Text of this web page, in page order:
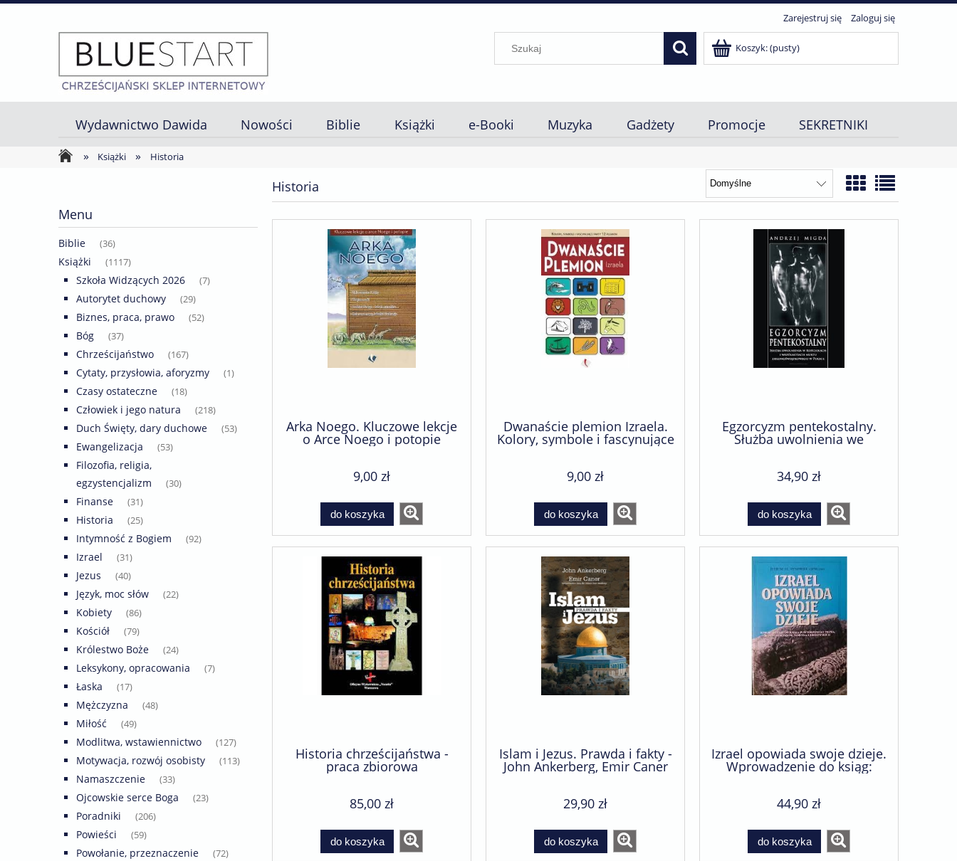
Zarejestruj się Zaloguj się
Koszyk:(pusty)
Wydawnictwo Dawida Nowości Biblie Książki e-Booki Muzyka Gadżety Promocje
SEKRETNIKI
Strona główna
» Książki » Historia
Menu
Biblie (36)
Książki (1117)
Szkoła Widzących 2026 (7)
Autorytet duchowy (29)
Biznes, praca, prawo (52)
Bóg (37)
Chrześcijaństwo (167)
Cytaty, przysłowia, aforyzmy (1)
Czasy ostateczne (18)
Człowiek i jego natura (218)
Duch Święty, dary duchowe (53)
Ewangelizacja (53)
Filozofia, religia,
egzystencjalizm
(30)
Finanse (31)
Historia (25)
Intymność z Bogiem (92)
Izrael (31)
Jezus (40)
Język, moc słów (22)
Kobiety (86)
Kościół (79)
Królestwo Boże (24)
Leksykony, opracowania (7)
Łaska (17)
Mężczyzna (48)
Miłość (49)
Modlitwa, wstawiennictwo (127)
Motywacja, rozwój osobisty (113)
Namaszczenie (33)
Ojcowskie serce Boga (23)
Poradniki (206)
Powieści (59)
Powołanie, przeznaczenie (72)
Historia
Arka Noego. Kluczowe lekcje
o Arce Noego i potopie
(broszura) - praca zbiorowa
9,00 zł
do koszyka
Dwanaście plemion Izraela.
Kolory, symbole i fascynujące
fakty (broszura)
9,00 zł
do koszyka
Egzorcyzm pentekostalny.
Służba uwolnienia we
Polsce - Andrzej Migda
34,90 zł
do koszyka
Historia chrześcijaństwa -
praca zbiorowa
85,00 zł
do koszyka
Islam i Jezus. Prawda i fakty -
John Ankerberg, Emir Caner
29,90 zł
do koszyka
Izrael opowiada swoje dzieje.
Wprowadzenie do ksiąg:
Powtórzonego Prawa,
Królewskich - Juliusz
44,90 zł
do koszyka